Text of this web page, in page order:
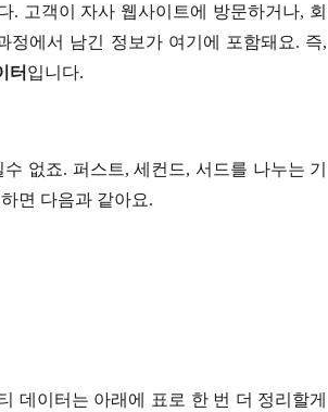
. 고객이 자사 웹사이트에 방문하거나, 회
정에서 남긴 정보가 여기에 포함돼요. 즉,
터 입니다.
없죠. 퍼스트, 세컨드, 서드를 나누는 기
면 다음과 같아요.
데이터는 아래에 표로 한 번 더 정리할게